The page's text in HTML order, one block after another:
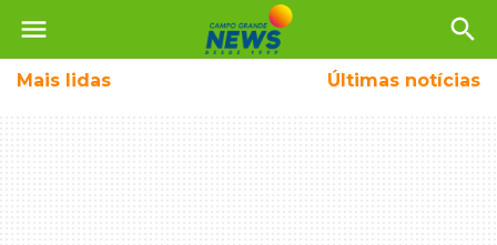
menu search
Mais lidas Últimas notícias